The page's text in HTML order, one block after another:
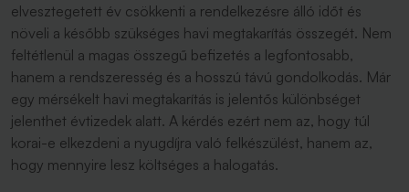
elvesztegetett év csökkenti a rendelkezésre álló időt és
növeli a később szükséges havi megtakarítás összegét. Nem
feltétlenül a magas összegű befizetés a legfontosabb,
hanem a rendszeresség és a hosszú távú gondolkodás. Már
egy mérsékelt havi megtakarítás is jelentős különbséget
jelenthet évtizedek alatt. A kérdés ezért nem az, hogy túl
korai-e elkezdeni a nyugdíjra való felkészülést, hanem az,
hogy mennyire lesz költséges a halogatás.